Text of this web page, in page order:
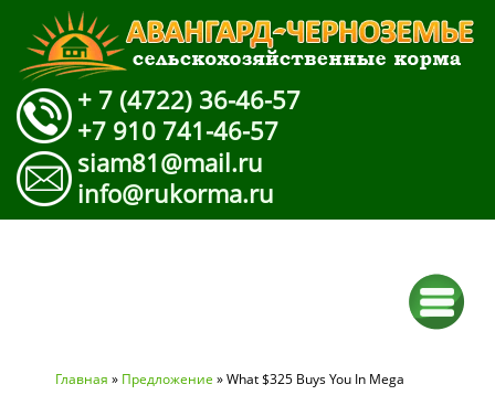
+ 7 (4722) 36-46-57
+7 910 741-46-57
siam81@mail.ru
info@rukorma.ru
Вы здесь
Главная » Предложение » What $325 Buys You In Mega